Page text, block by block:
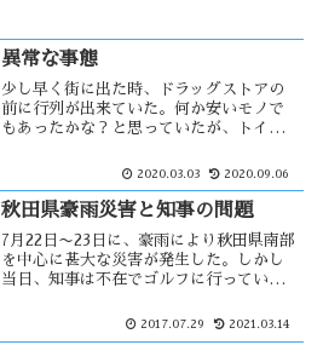
異常な事態
少し早く街に出た時、ドラッグストアの
前に行列が出来ていた。何か安いモノで
もあったかな？と思っていたが、トイレ
りニュースで取り上げられ全国的な現象
いるとは思わなかった。
2020.03.03 2020.09.06
秋田県豪雨災害と知事の問題
7月22日〜23日に、豪雨により秋田県南部
を中心に甚大な災害が発生した。しかし
当日、知事は不在でゴルフに行っていた
様だが、結局対策会議には間に合わなか
2017.07.29 2021.03.14